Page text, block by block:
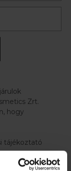
Zrt.
hogy
tájékoztató